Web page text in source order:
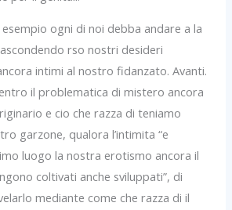
ogni di noi debba andare a la
rso nostri desideri
intimi al nostro fidanzato. Avanti.
il problematica di mistero ancora
e cio che razza di teniamo
garzone, qualora l’intimita “e
luogo la nostra erotismo ancora il
coltivati anche sviluppati”, di
mediante come che razza di il